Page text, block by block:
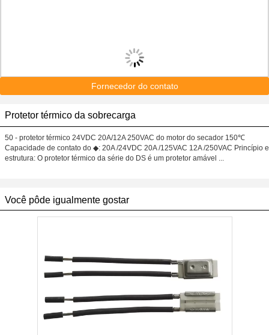
Fornecedor do contato
Protetor térmico da sobrecarga
50 - protetor térmico 24VDC 20A/12A 250VAC do motor do secador 150℃
Capacidade de contato do ◆: 20A /24VDC 20A /125VAC 12A /250VAC Princípio e
estrutura: O protetor térmico da série do DS é um protetor amável ...
Você pôde igualmente gostar